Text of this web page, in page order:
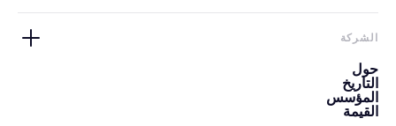
الشركة
حول
التاريخ
المؤسس
القيمة